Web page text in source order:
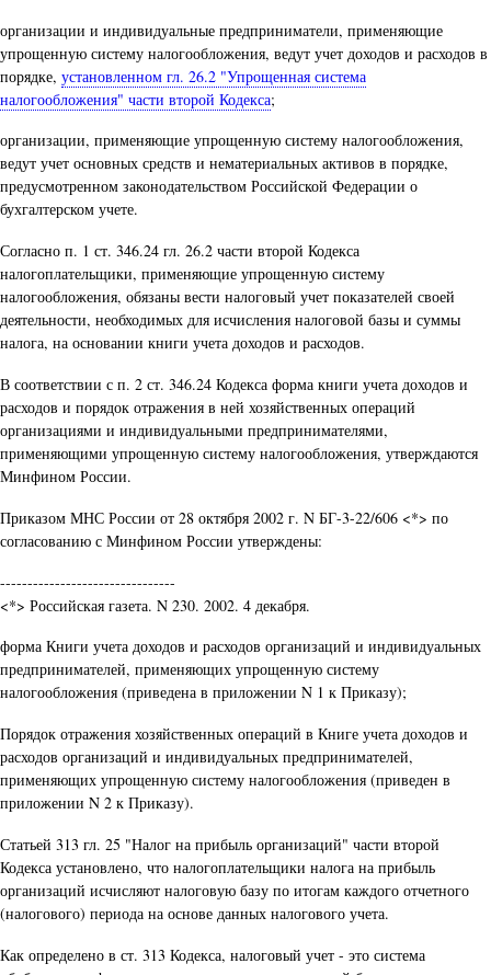
организации и индивидуальные предприниматели, применяющие
упрощенную систему налогообложения, ведут учет доходов и расходов в
порядке, установленном гл. 26.2 "Упрощенная система
налогообложения" части второй Кодекса;
организации, применяющие упрощенную систему налогообложения,
ведут учет основных средств и нематериальных активов в порядке,
предусмотренном законодательством Российской Федерации о
бухгалтерском учете.
Согласно п. 1 ст. 346.24 гл. 26.2 части второй Кодекса
налогоплательщики, применяющие упрощенную систему
налогообложения, обязаны вести налоговый учет показателей своей
деятельности, необходимых для исчисления налоговой базы и суммы
налога, на основании книги учета доходов и расходов.
В соответствии с п. 2 ст. 346.24 Кодекса форма книги учета доходов и
расходов и порядок отражения в ней хозяйственных операций
организациями и индивидуальными предпринимателями,
применяющими упрощенную систему налогообложения, утверждаются
Минфином России.
Приказом МНС России от 28 октября 2002 г. N БГ-3-22/606 <*> по
согласованию с Минфином России утверждены:
--------------------------------
<*> Российская газета. N 230. 2002. 4 декабря.
форма Книги учета доходов и расходов организаций и индивидуальных
предпринимателей, применяющих упрощенную систему
налогообложения (приведена в приложении N 1 к Приказу);
Порядок отражения хозяйственных операций в Книге учета доходов и
расходов организаций и индивидуальных предпринимателей,
применяющих упрощенную систему налогообложения (приведен в
приложении N 2 к Приказу).
Статьей 313 гл. 25 "Налог на прибыль организаций" части второй
Кодекса установлено, что налогоплательщики налога на прибыль
организаций исчисляют налоговую базу по итогам каждого отчетного
(налогового) периода на основе данных налогового учета.
Как определено в ст. 313 Кодекса, налоговый учет - это система